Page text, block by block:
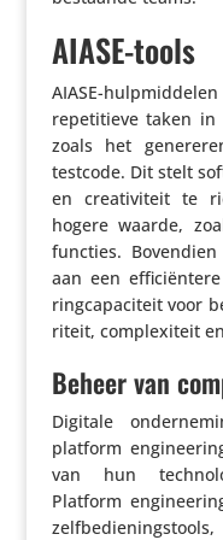
AIASE-tools
AIASE-
repe­ti­tieve taken in
zoals het
testcode. Dit stelt
en crea­ti­vi­teit te
hogere waarde,
functies.
aan een
ring­ca­pa­ci­teit voor
ri­teit, complexi­teit
Beheer van
Digitale
platform
van hun
Platform